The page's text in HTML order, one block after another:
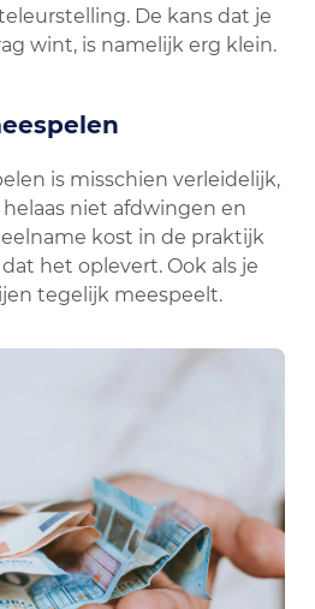
De kans dat je
wint, is namelijk erg klein.
is misschien verleidelijk,
niet afdwingen en
kost in de praktijk
het oplevert. Ook als je
tegelijk meespeelt.